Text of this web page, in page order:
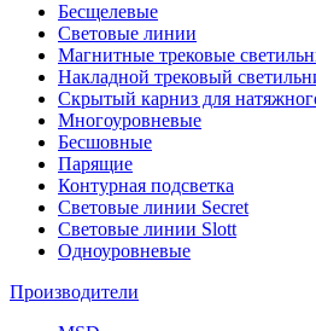
Бесщелевые
Световые линии
Магнитные трековые
Накладной трековый
Скрытый карниз для
Многоуровневые
Бесшовные
Парящие
Контурная подсветка
Световые линии Secret
Световые линии Slott
Одноуровневые
Производители